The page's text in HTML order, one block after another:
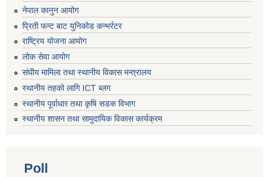
नेपाल कानुन आयोग
प्रिती फन्ट बाट युनिकोड कन्भर्रटर
राष्ट्रिय योजना आयोग
लोक सेवा आयोग
संघीय मामिला तथा स्थानीय विकास मन्त्रालय
स्थानीय तहको लागि ICT ब्लग
स्थानीय पूर्वाधार तथा कृषि सडक विभाग
स्थानीय शासन तथा सामुदायिक विकास कार्यक्रम
Poll